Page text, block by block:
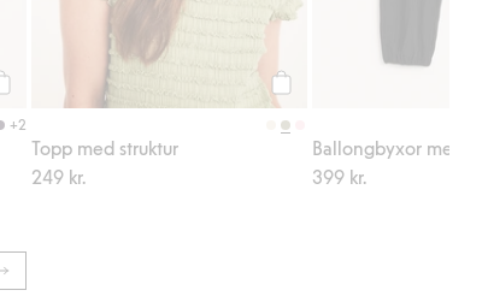
+2
Köp
Topp med struktur
249 kr.
Ballongbyxor med
399 kr.